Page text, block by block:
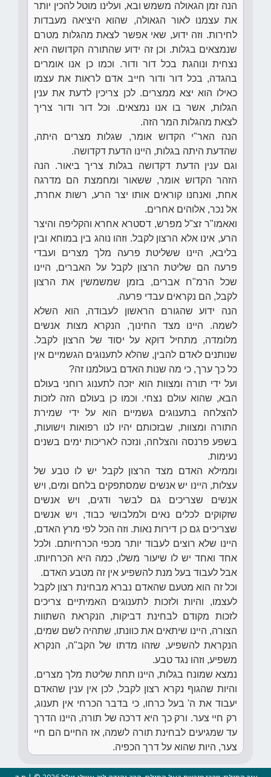
הנה זמן הגאולה משמש ובא, ועלינו מוטל להכין יותר
את עצמנו לאור הגאולה, שהוא היציאה מעבדות
לחירות. וזה ידוע, שאי אפשר לצאת מהגלות מטרם
שנמצאים בגלות. וכן זה ידוע שהתורה הקדושה היא
נצחית ונוהגת בכל דור ודור. וכמו כן אנו אומרים
בהגדה, בכל דור ודור חייב אדם לראות את עצמו
כאילו הוא יצא ממצרים. לכן צריכין לדעת את ענין
הגלות, אשר בו אנו נמצאים. וכל דור ודור צריך
לצאת מהגלות המר הזה.
הנה האר"י הקדוש אומר, שגלות מצרים היתה,
שהדעת היתה בגלות, היינו הדעת דקדושה.
וגם ענין הדעת דקדושה בגלות צריך ביאור. הנה
הזהר הקדוש אומר, ששאור ומחמצת הם מדרגה
אחת, ואנחנו קוראים אותו יצר הרע, רשות אחרת,
אל נכר, אלוהים אחרים.
ואאמו"ר זצ"ל מפרש, דסטרא אחרא והקליפה והיצר
הרע, אינו אלא הרצון לקבל. וזהו נוהג בין במוחא ובין
בליבא, היינו ששליטת פרעה מלך מצרים ועבדי
פרעה הם שליטת הרצון לקבל על האברים, היינו
שכל הרמ"ח אברים, בזמן שמשמשין את הרצון
לקבל, הם נקראים עבדי פרעה.
הנה ידוע שהגורם הראשון לעבודה, הוא השלא
לשמה. היינו מצד החינוך, הנקרא מצות אנשים
מלומדה, מתחיל דוקא על יסוד של הרצון לקבל.
שנותנים לאדם להבין, שהלא לתענוגים הגשמיים אין
כל כך ערך, כי מה שנות האדם בעולמנו זה?
ועל ידי תורה ומצוות הוא יזכה לתענוג רוחני בעולם
הבא, שהוא עולם נצחי. וכמו כן בעולם הזה לזכות
להצלחה בתענוגים גשמיים הוא על ידי שמירת
התורה ומצוות, שבזכותם יהיו לנו רפואות וישועות,
בשפע פרנסה והצלחה, ונזכה לאריכות ימים בשנים
נעימות.
וממילא האדם מצד הרצון לקבל יש לו טבע של
עצלות, היינו יש אנשים שמסתפקים בלחם ומים, ויש
אנשים שצריכים גם לבשר ודגים, ויש אנשים
שזקוקים לכלים נאים ולמלבושי כבוד, ויש אנשים
שצריכים גם כן דירות נאות. וזה הכל לפי מרץ האדם,
היינו שלא רוצים לעבוד יותר מכפי הכרחיותם. ולכל
אחד ואחד יש לו שיעור משלו, כמה היא הכרחיותו.
אבל לעבוד בעל מנת להשפיע אין זה מטבע האדם.
וכל זה הוא מטעם שהאדם נברא מבחינת רצון לקבל
לעצמו, והיות ולזכות לתענוגים האמיתיים צריכים
לזכות מקודם לבחינת דביקות, הנקראת השתוות
הצורה, היינו שיתאים את כוונתו, שתהיה לשם שמים,
הנקראת להשפיע, שזהו מדתו של הקב"ה, הנקרא
משפיע, וזהו נגד טבע.
נמצא שמונח בגלות, היינו תחת שליטת מלך מצרים.
והיות שהגוף נקרא רצון לקבל, לכן אין ענין שהאדם
יעבוד את ה' בעל כרחו, כי בדבר הכרחי אין תענוג,
רק חיי צער. ורק כך היא דרכה של תורה, היינו הדרך
עד שמגיעים לבחינת תורה לשמה, אז החיים הם חיי
צער, היות שהוא על דרך הכפיה.